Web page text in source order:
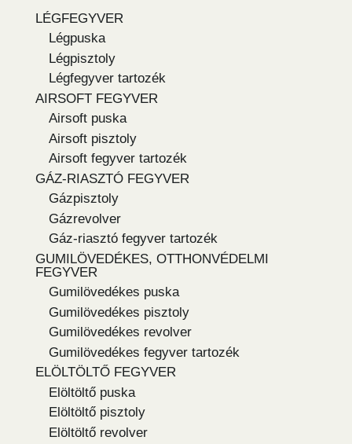
LÉGFEGYVER
Légpuska
Légpisztoly
Légfegyver tartozék
AIRSOFT FEGYVER
Airsoft puska
Airsoft pisztoly
Airsoft fegyver tartozék
GÁZ-RIASZTÓ FEGYVER
Gázpisztoly
Gázrevolver
Gáz-riasztó fegyver tartozék
GUMILÖVEDÉKES, OTTHONVÉDELMI
FEGYVER
Gumilövedékes puska
Gumilövedékes pisztoly
Gumilövedékes revolver
Gumilövedékes fegyver tartozék
ELÖLTÖLTŐ FEGYVER
Elöltöltő puska
Elöltöltő pisztoly
Elöltöltő revolver